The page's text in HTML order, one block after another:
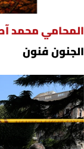
المحامي محمد
الجنون فنون